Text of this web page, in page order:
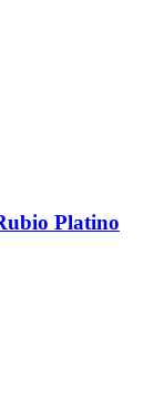
Platino